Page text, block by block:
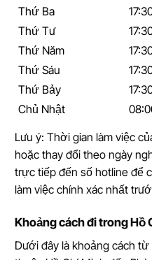
Thứ Ba
Thứ Tư
Thứ Năm
Thứ Sáu
Thứ Bảy
Chủ Nhật
Lưu ý: Thời gian làm việc
hoặc thay đổi theo ngày
trực tiếp đến số hotline để
làm việc chính xác nhất
Khoảng cách đi trong Hồ
Dưới đây là khoảng cách